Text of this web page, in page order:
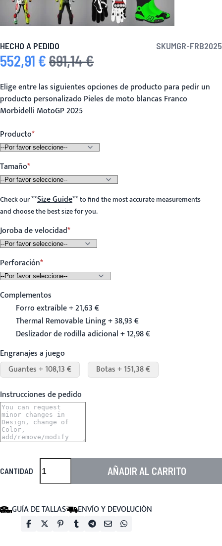
HECHO A PEDIDO SKUMGR-FRB2025
Precio especial
552,91 € Precio habitual
691,14 €
Elige entre las siguientes opciones de producto para pedir un
producto personalizado Pieles de moto blancas Franco
Morbidelli MotoGP 2025
Producto
Tamaño
Check our**Size Guide**to find the most accurate measurements
and choose the best size for you.
Joroba de velocidad
Perforación
Complementos
Forro extraíble + 21,63 €
Thermal Removable Lining + 38,93 €
Deslizador de rodilla adicional + 12,98 €
Engranajes a juego
Guantes + 108,13 €
Botas + 151,38 €
Instrucciones de pedido
CANTIDAD AÑADIR AL CARRITO
GUÍA DE TALLAS ENVÍO Y DEVOLUCIÓN